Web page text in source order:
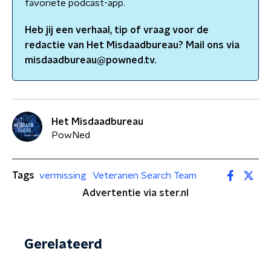
favoriete podcast-app.
Heb jij een verhaal, tip of vraag voor de
redactie van Het Misdaadbureau? Mail ons via
misdaadbureau@powned.tv.
Het Misdaadbureau
PowNed
Tags vermissing
Veteranen Search Team
Advertentie via ster.nl
Gerelateerd